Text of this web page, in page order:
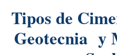
Tipos de
Geotecnia y